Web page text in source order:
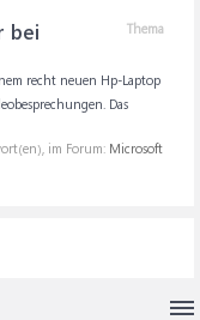
Thema
bei
recht neuen Hp-Laptop
Das
im Forum: Microsoft